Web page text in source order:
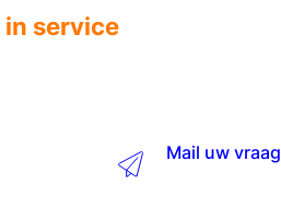
service
Mail uw vraag